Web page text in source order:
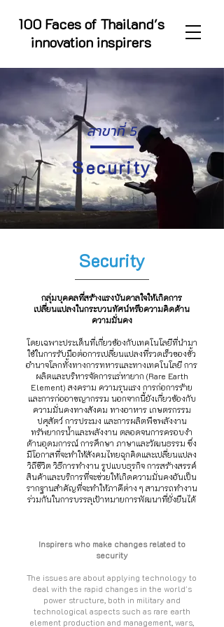
100 Faces of Thailand's
innovation inspirers
สาขาที่ 5
Security
Security
กลุ่มบุคคลที่สร้างแรงบันดาลใจให้เกิดการ
เปลี่ยนแปลงในกระบวนทัศน์หรือความคิดด้าน
ความมั่นคง
โดยเฉพาะประเด็นที่เกี่ยวข้องกับเทคโนโลยีที่นำมา
ใช้ในการรับมือต่อการเปลี่ยนแปลงที่รวดเร็วของขั้ว
อำนาจโลกทั้งทางการทหารและทางเทคโนโลยี การ
ผลิตและบริหารจัดการแร่หายาก (Rare Earth
Element) สงคราม ความรุนแรง การก่อการร้าย
และการก่ออาชญากรรม นอกจากนี้ยังเกี่ยวข้องกับ
ความมั่นคงทางสังคม ทางอาหาร เกษตรกรรม
ปศุสัตว์ การประมง และการผลิตพืชพลังงาน
ทรัพยากรน้ำและพลังงาน ตลอดจนการครอบงำ
ด้านอุดมการณ์ การศึกษา ภาษาและวัฒนธรรม ซึ่ง
มีโอกาสที่จะทำให้สังคมไทยฉุกคิดและเปลี่ยนแปลง
วิถีชีวิต วิธีการทำงาน รูปแบบธุรกิจ การสร้างสรรค์
สินค้าและบริการที่จะช่วยให้เกิดความมั่นคงอันเป็น
รากฐานสำคัญที่จะทำให้ภาคีต่าง ๆ สามารถทำงาน
ร่วมกันในการบรรลุเป้าหมายการพัฒนาที่ยั่งยืนได้
Inspirers who make changes related to
security
The issues are about applying technology to
deal with the rapid changes in the world's
power structure, both in military and
technological aspects such as rare earth
element production and management, wars,